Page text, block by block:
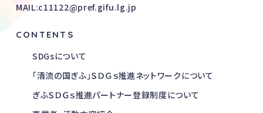
MAIL:c11122@pref.gifu.lg.jp
CONTENTS
SDGsについて
「清流の国ぎふ」ＳＤＧｓ推進ネットワークについて
ぎふＳＤＧｓ推進パートナー登録制度について